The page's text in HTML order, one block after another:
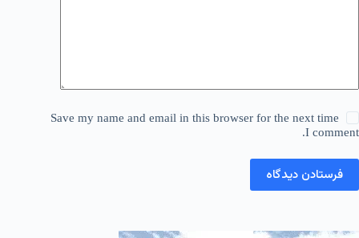
Save my name and email in this browser for the next time
I comment.
فرستادن دیدگاه